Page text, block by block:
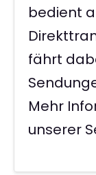
bedient
fährt
Mehr
unserer